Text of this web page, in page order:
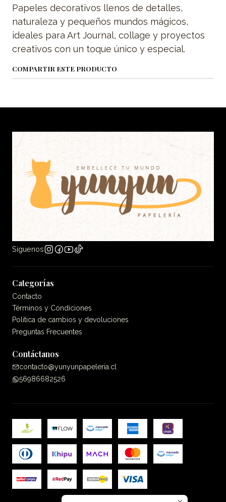
Papeles decorativos llenos de detalles,
naturaleza y pequeños mundos mágicos,
ideales para Art Journal, collage y proyectos
creativos con un toque único y especial.
COMPARTIR ESTE PRODUCTO
Síguenos
Categorías
Contacto
Términos y Condiciones
Politica de cambios y devoluciones
Preguntas Frecuentes
Contáctanos
contacto@yunyunpapeleria.cl
56986682526